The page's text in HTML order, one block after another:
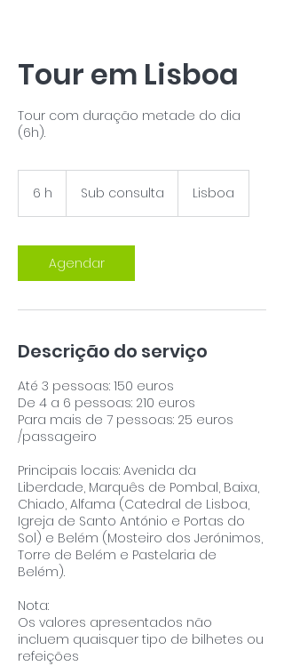
Tour em Lisboa
Tour com duração metade do dia
(6h).
6 h Sub consulta Lisboa
Agendar
Descrição do serviço
Até 3 pessoas: 150 euros
De 4 a 6 pessoas: 210 euros
Para mais de 7 pessoas: 25 euros
/passageiro
Principais locais: Avenida da
Liberdade, Marquês de Pombal, Baixa,
Chiado, Alfama (Catedral de Lisboa,
Igreja de Santo António e Portas do
Sol) e Belém (Mosteiro dos Jerónimos,
Torre de Belém e Pastelaria de
Belém).
Nota:
Os valores apresentados não
incluem quaisquer tipo de bilhetes ou
refeições